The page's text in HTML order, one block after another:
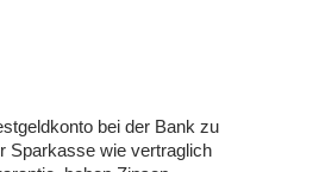
bei der Bank zu
Sparkasse wie vertraglich